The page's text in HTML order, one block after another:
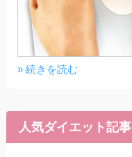
» 続きを読む
人気ダイエット記事